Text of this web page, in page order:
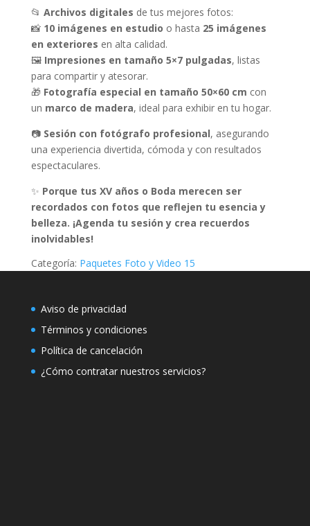
5
0
0
.
0
.
📂 Archivos digitales de tus mejores fotos:
📸 10 imágenes en estudio o hasta 25 imágenes
en exteriores en alta calidad.
🖼 Impresiones en tamaño 5×7 pulgadas, listas
para compartir y atesorar.
🎁 Fotografía especial en tamaño 50×60 cm con
un marco de madera, ideal para exhibir en tu hogar.
📷 Sesión con fotógrafo profesional, asegurando
una experiencia divertida, cómoda y con resultados
espectaculares.
✨ Porque tus XV años o Boda merecen ser
recordados con fotos que reflejen tu esencia y
belleza. ¡Agenda tu sesión y crea recuerdos
inolvidables!
Categoría: Paquetes Foto y Video 15
Aviso de privacidad
Términos y condiciones
Política de cancelación
¿Cómo contratar nuestros servicios?